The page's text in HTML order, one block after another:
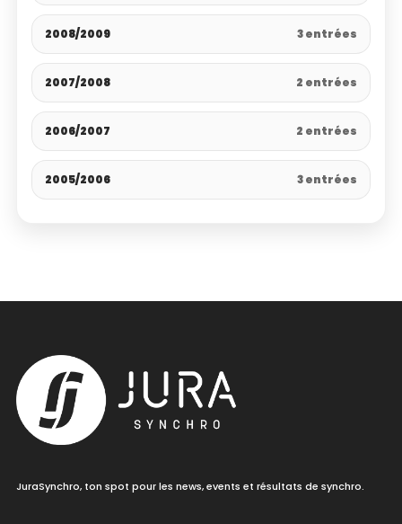
2008/2009 3 entrées
2007/2008 2 entrées
2006/2007 2 entrées
2005/2006 3 entrées
JuraSynchro, ton spot pour les news, events et résultats de synchro.